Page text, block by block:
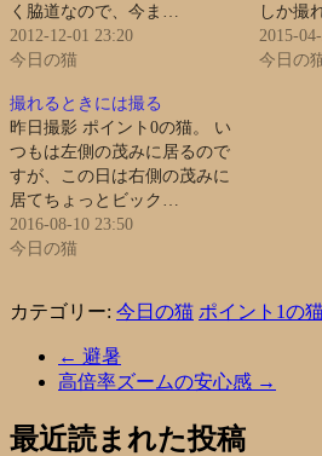
く脇道なので、今ま…
2012-12-01 23:20
今日の猫
しか撮
2015-
今日の
撮れるときには撮る
昨日撮影 ポイント0の猫。 い
つもは左側の茂みに居るので
すが、この日は右側の茂みに
居てちょっとビック…
2016-08-10 23:50
今日の猫
カテゴリー: 今日の猫 ポイント1の
← 避暑
高倍率ズームの安心感 →
最近読まれた投稿